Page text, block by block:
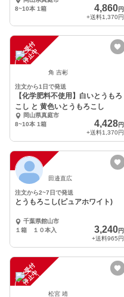
8~10本 1箱
4,860円
+送料1,370円
注
文
受
付
停
止
中
角 吉彬
注文から1日で発送
【化学肥料不使用】白いとうもろ
こし と 黄色いとうもろこし
岡山県真庭市
8~10本 1箱
4,428円
+送料1,370円
注
文
受
付
停
止
中 田邉直広
注文から2~7日で発送
とうもろこし(ピュアホワイト)
千葉県館山市
１箱 １０本入
3,240円
+送料965円
注
文
受
付
停
止
中
松宮 靖